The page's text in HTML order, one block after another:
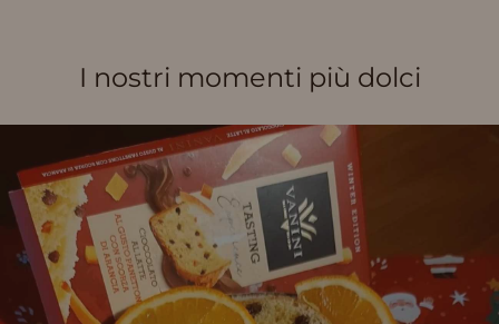
I nostri momenti più dolci